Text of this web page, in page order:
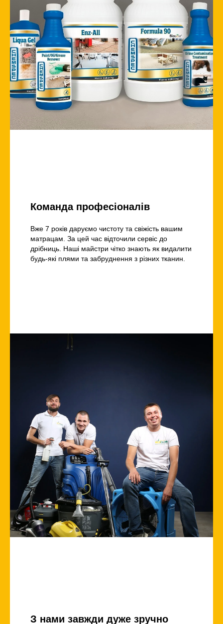
Команда професіоналів
Вже 7 років даруємо чистоту та свіжість вашим
матрацам. За цей час відточили сервіс до
дрібниць. Наші майстри чітко знають як видалити
будь-які плями та забруднення з різних тканин.
З нами завжди дуже зручно